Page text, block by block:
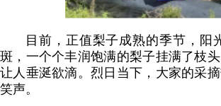
目前，正值梨子成熟的季节，阳
斑，一个个丰润饱满的梨子挂满了枝
让人垂涎欲滴。烈日当下，大家的采
笑声。